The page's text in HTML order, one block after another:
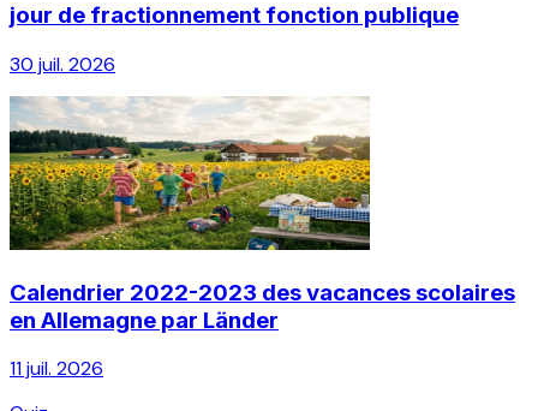
jour de fractionnement fonction publique
30 juil. 2026
Calendrier 2022-2023 des vacances scolaires
en Allemagne par Länder
11 juil. 2026